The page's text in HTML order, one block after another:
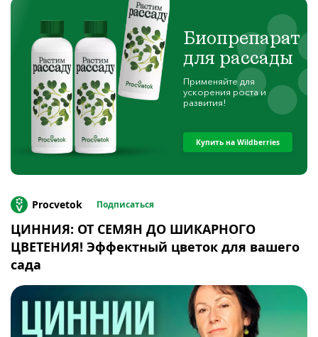
Биопрепарат
для рассады
Применяйте для
ускорения роста и
развития!
Купить на Wildberries
Procvetok Подписаться
ЦИННИЯ: ОТ СЕМЯН ДО ШИКАРНОГО
ЦВЕТЕНИЯ! Эффектный цветок для вашего
сада